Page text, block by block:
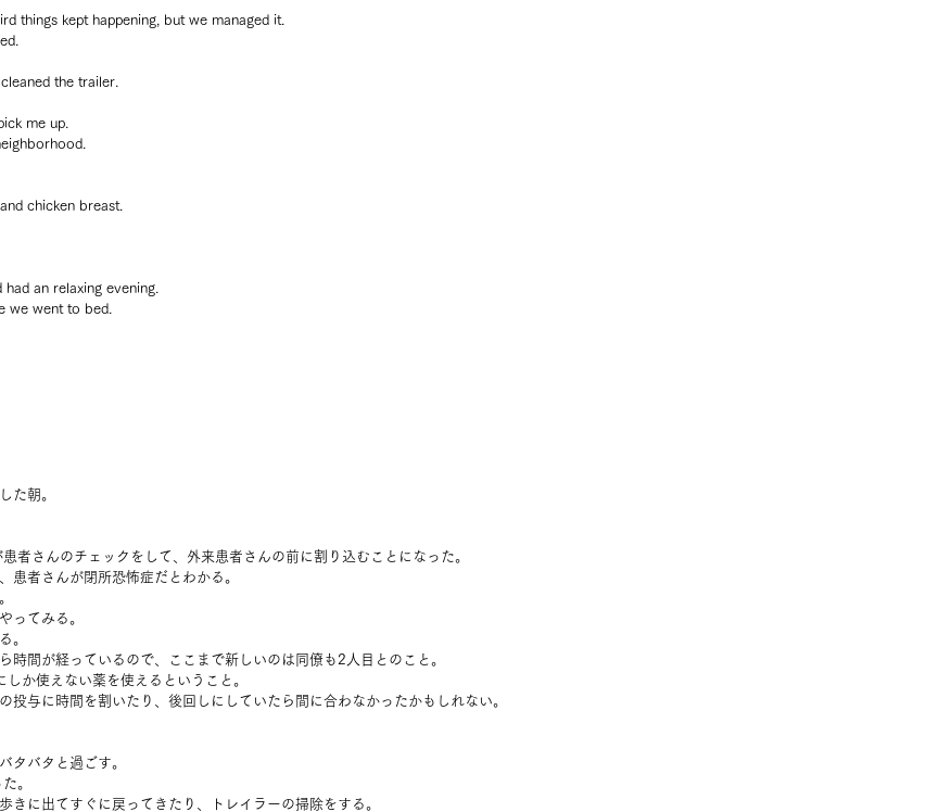
things kept happening, but we managed it.
the trailer.
me up.
chicken breast.
an relaxing evening.
we went to bed.
た朝。
者さんのチェックをして、外来患者さんの前に割り込むことになった。
患者さんが閉所恐怖症だとわかる。
ってみる。
。
時間が経っているので、ここまで新しいのは同僚も2人目とのこと。
か使えない薬を使えるということ。
投与に時間を割いたり、後回しにしていたら間に合わなかったかもしれない。
タバタと過ごす。
。
きに出てすぐに戻ってきたり、トレイラーの掃除をする。